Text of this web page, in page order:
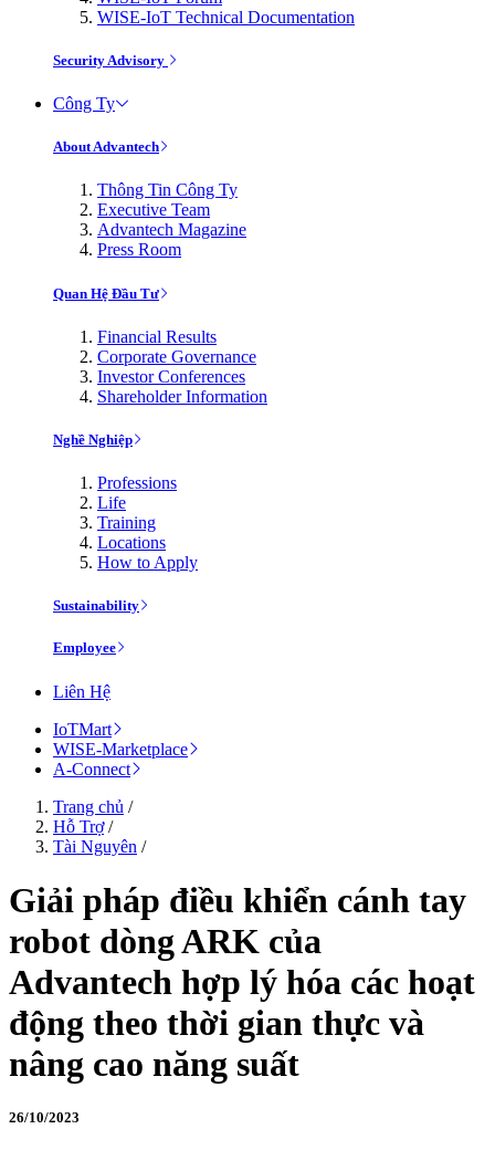
WISE-IoT Technical Documentation
Security Advisory
Công Ty
About Advantech
Thông Tin Công Ty
Executive Team
Advantech Magazine
Press Room
Quan Hệ Đầu Tư
Financial Results
Corporate Governance
Investor Conferences
Shareholder Information
Nghề Nghiệp
Professions
Life
Training
Locations
How to Apply
Sustainability
Employee
Liên Hệ
IoTMart
WISE-Marketplace
A-Connect
Trang chủ /
Hỗ Trợ/
Tài Nguyên /
Giải pháp điều khiển cánh tay
robot dòng ARK của
Advantech hợp lý hóa các hoạt
động theo thời gian thực và
nâng cao năng suất
26/10/2023